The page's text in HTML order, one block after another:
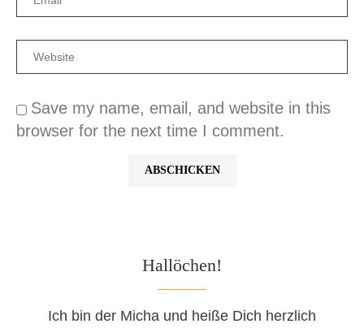
Save my name, email, and website in this
browser for the next time I comment.
Hallöchen!
Ich bin der Micha und heiße Dich herzlich